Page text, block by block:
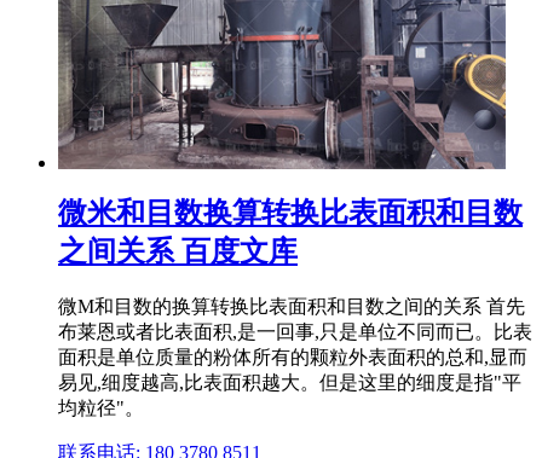
微米和目数换算转换比表面积和目数
之间关系 百度文库
微M和目数的换算转换比表面积和目数之间的关系 首先
布莱恩或者比表面积,是一回事,只是单位不同而已。比表
面积是单位质量的粉体所有的颗粒外表面积的总和,显而
易见,细度越高,比表面积越大。但是这里的细度是指"平
均粒径"。
联系电话: 180 3780 8511